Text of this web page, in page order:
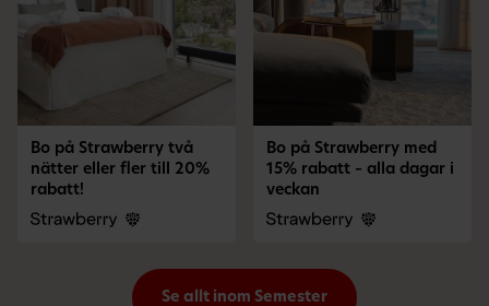
Bo på Strawberry två
nätter eller fler till 20%
rabatt!
Bo på Strawberry med
15% rabatt – alla dagar i
veckan
Se allt inom Semester